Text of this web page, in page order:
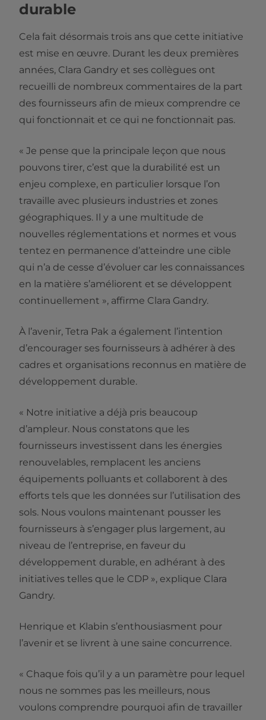
durable
Cela fait désormais trois ans que cette initiative
est mise en œuvre. Durant les deux premières
années, Clara Gandry et ses collègues ont
recueilli de nombreux commentaires de la part
des fournisseurs afin de mieux comprendre ce
qui fonctionnait et ce qui ne fonctionnait pas.
« Je pense que la principale leçon que nous
pouvons tirer, c’est que la durabilité est un
enjeu complexe, en particulier lorsque l’on
travaille avec plusieurs industries et zones
géographiques. Il y a une multitude de
nouvelles réglementations et normes et vous
tentez en permanence d’atteindre une cible
qui n’a de cesse d’évoluer car les connaissances
en la matière s’améliorent et se développent
continuellement », affirme Clara Gandry.
À l’avenir, Tetra Pak a également l’intention
d’encourager ses fournisseurs à adhérer à des
cadres et organisations reconnus en matière de
développement durable.
« Notre initiative a déjà pris beaucoup
d’ampleur. Nous constatons que les
fournisseurs investissent dans les énergies
renouvelables, remplacent les anciens
équipements polluants et collaborent à des
efforts tels que les données sur l’utilisation des
sols. Nous voulons maintenant pousser les
fournisseurs à s’engager plus largement, au
niveau de l’entreprise, en faveur du
développement durable, en adhérant à des
initiatives telles que le CDP », explique Clara
Gandry.
Henrique et Klabin s’enthousiasment pour
l’avenir et se livrent à une saine concurrence.
« Chaque fois qu’il y a un paramètre pour lequel
nous ne sommes pas les meilleurs, nous
voulons comprendre pourquoi afin de travailler